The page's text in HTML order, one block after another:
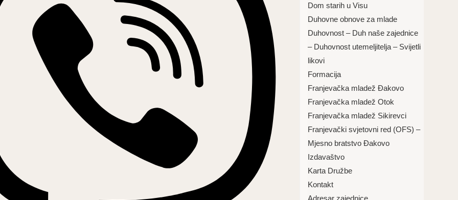
Dom starih u Visu
Duhovne obnove za mlade
Duhovnost – Duh naše zajednice
– Duhovnost utemeljitelja – Svijetli
likovi
Formacija
Franjevačka mladež Đakovo
Franjevačka mladež Otok
Franjevačka mladež Sikirevci
Franjevački svjetovni red (OFS) –
Mjesno bratstvo Đakovo
Izdavaštvo
Karta Družbe
Kontakt
Adresar zajednice